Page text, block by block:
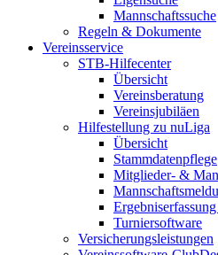
Mannschaftssuche
Regeln & Dokumente
Vereinsservice
STB-Hilfecenter
Übersicht
Vereinsberatung
Vereinsjubiläen
Hilfestellung zu nuLiga
Übersicht
Stammdatenpflege
Mitglieder- &
Turniersoftware
Versicherungsleistungen